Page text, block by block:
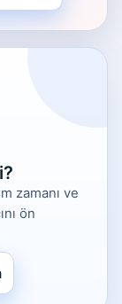
zamanı ve
ön